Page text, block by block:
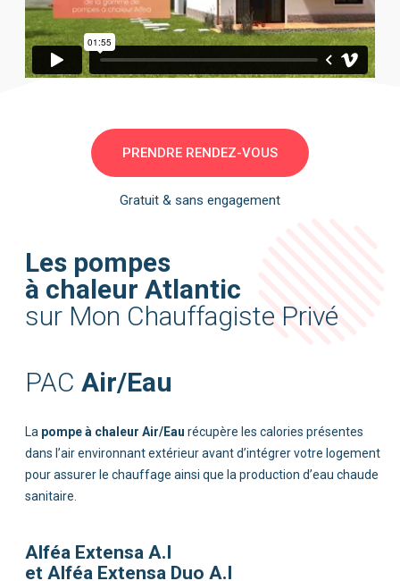
Les pompes
à chaleur Atlantic
Air/Eau
pompe à chaleur Air/Eau